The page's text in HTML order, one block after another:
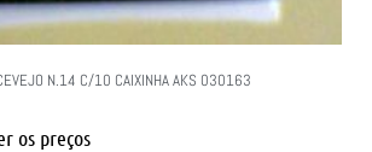
N.14 C/10 CAIXINHA AKS 030163
os preços